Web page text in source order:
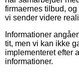
firmaernes tilbud,
vi sender videre
Informationer
tit, men vi kan ikke
implementeret efter
informationer.